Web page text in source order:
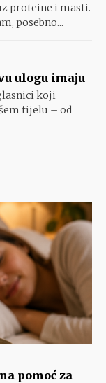
proteine i masti.
posebno...
ulogu imaju
koji
tijelu – od
pomoć za